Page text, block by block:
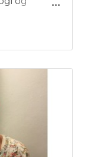
på
Hospital.
i 2014.
for
og